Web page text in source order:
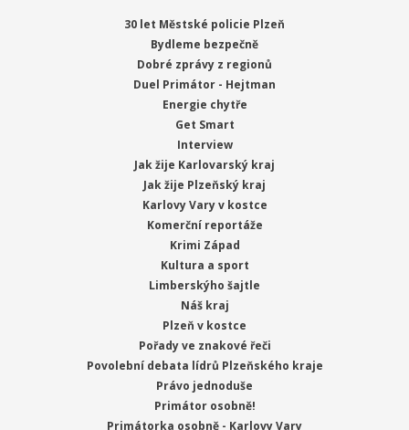
30 let Městské policie Plzeň
Bydleme bezpečně
Dobré zprávy z regionů
Duel Primátor - Hejtman
Energie chytře
Get Smart
Interview
Jak žije Karlovarský kraj
Jak žije Plzeňský kraj
Karlovy Vary v kostce
Komerční reportáže
Krimi Západ
Kultura a sport
Limberskýho šajtle
Náš kraj
Plzeň v kostce
Pořady ve znakové řeči
Povolební debata lídrů Plzeňského kraje
Právo jednoduše
Primátor osobně!
Primátorka osobně - Karlovy Vary